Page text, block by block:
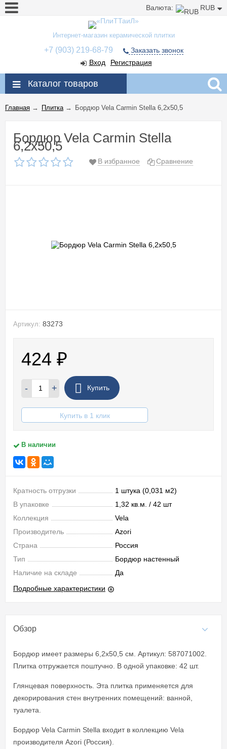
Валюта: RUB
Интернет-магазин керамической плитки
+7 (903) 219-68-79
Заказать звонок
Вход
Регистрация
Каталог товаров
Главная → Плитка→ Бордюр Vela Carmin Stella 6,2x50,5
Бордюр Vela Carmin Stella
6,2x50,5
В избранное Сравнение
Артикул: 83273
424 ₽
- + Купить
Купить в 1 клик
В наличии
Кратность отгрузки
1 штука (0,031 м2)
В упаковке
1,32 кв.м. / 42 шт
Коллекция
Vela
Производитель
Azori
Страна
Россия
Тип
Бордюр настенный
Наличие на складе
Да
Подробные характеристики
Обзор
Бордюр имеет размеры 6,2x50,5 см. Артикул: 587071002.
Плитка отгружается поштучно. В одной упаковке: 42 шт.
Глянцевая поверхность. Эта плитка применяется для
декорирования стен внутренних помещений: ванной,
туалета.
Бордюр Vela Carmin Stella входит в коллекцию Vela
производителя Azori (Россия).